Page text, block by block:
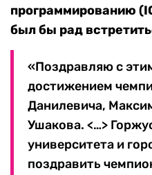
программированию
был бы рад
«Поздравляю с
достижением
Данилевича,
Ушакова. <…>
университета и
поздравить